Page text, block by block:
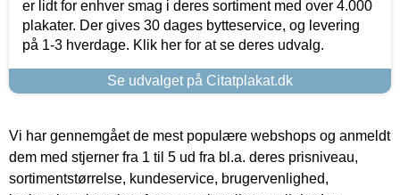
er lidt for enhver smag i deres sortiment med over 4.000
plakater. Der gives 30 dages bytteservice, og levering
på 1-3 hverdage. Klik her for at se deres udvalg.
Se udvalget på Citatplakat.dk
Vi har gennemgået de mest populære webshops og anmeldt
dem med stjerner fra 1 til 5 ud fra bl.a. deres prisniveau,
sortimentstørrelse, kundeservice, brugervenlighed,